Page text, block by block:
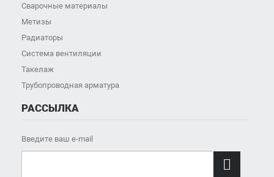
Сварочные материалы
Метизы
Радиаторы
Система вентиляции
Такелаж
Трубопроводная арматура
РАССЫЛКА
Введите ваш e-mail
